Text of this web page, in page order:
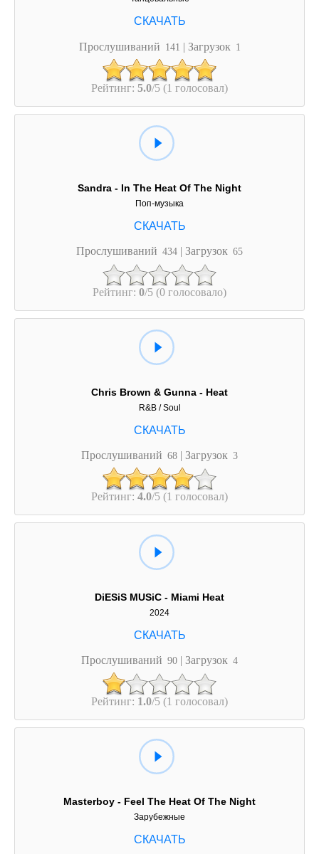
Прослушиваний 141 | Загрузок 1
Рейтинг: 5.0/5 (1 голосовал)
Sandra - In The Heat Of The Night
Поп-музыка
Прослушиваний 434 | Загрузок 65
Рейтинг: 0/5 (0 голосовало)
Chris Brown & Gunna - Heat
R&B / Soul
Прослушиваний 68 | Загрузок 3
Рейтинг: 4.0/5 (1 голосовал)
DiESiS MUSiC - Miami Heat
2024
Прослушиваний 90 | Загрузок 4
Рейтинг: 1.0/5 (1 голосовал)
Masterboy - Feel The Heat Of The Night
Зарубежные